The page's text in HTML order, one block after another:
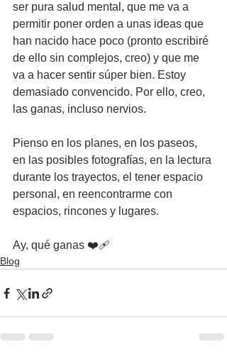
ser pura salud mental, que me va a
permitir poner orden a unas ideas que
han nacido hace poco (pronto escribiré
de ello sin complejos, creo) y que me
va a hacer sentir súper bien. Estoy
demasiado convencido. Por ello, creo,
las ganas, incluso nervios.
Pienso en los planes, en los paseos,
en las posibles fotografías, en la lectura
durante los trayectos, el tener espacio
personal, en reencontrarme con
espacios, rincones y lugares.
Ay, qué ganas ❤️‍🩹
Blog